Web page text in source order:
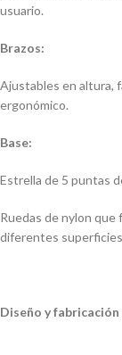
usuario.
Brazos:
Ajustables en altura,
ergonómico.
Base:
Estrella de 5 puntas
Ruedas de nylon que
diferentes
Diseño y fabricación